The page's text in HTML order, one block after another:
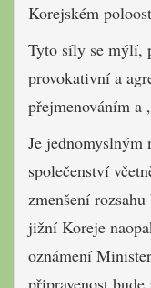
Korejském
Tyto síly se mýlí,
provokativní a
přejmenováním a
Je jednomyslným
společenství
zmenšení
jižní Koreje
oznámení
připravenost